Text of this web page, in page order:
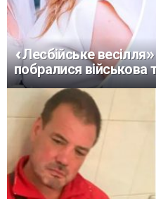
«Лесбійське
побралися військова